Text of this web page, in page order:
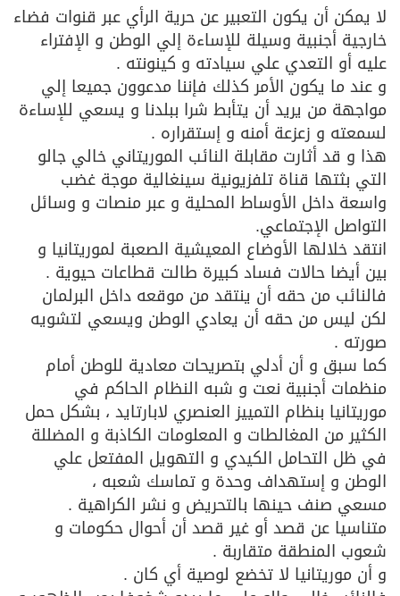
لا يمكن أن يكون التعبير عن حرية الرأي عبر قنوات فضاء
خارجية أجنبية وسيلة للإساءة إلي الوطن و الإفتراء
عليه أو التعدي علي سيادته و كينونته .
و عند ما يكون الأمر كذلك فإننا مدعوون جميعا إلي
مواجهة من يريد أن يتأبط شرا ببلدنا و يسعي للإساءة
لسمعته و زعزعة أمنه و إستقراره .
هذا و قد أثارت مقابلة النائب الموريتاني خالي جالو
التي بثتها قناة تلفزيونية سينغالية موجة غضب
واسعة داخل الأوساط المحلية و عبر منصات و وسائل
التواصل الإجتماعي.
انتقد خلالها الأوضاع المعيشية الصعبة لموريتانيا و
بين أيضا حالات فساد كبيرة طالت قطاعات حيوية .
فالنائب من حقه أن ينتقد من موقعه داخل البرلمان
لكن ليس من حقه أن يعادي الوطن ويسعي لتشويه
صورته .
كما سبق و أن أدلي بتصريحات معادية للوطن أمام
منظمات أجنبية نعت و شبه النظام الحاكم في
موريتانيا بنظام التمييز العنصري لابارتايد ، بشكل حمل
الكثير من المغالطات و المعلومات الكاذبة و المضللة
في ظل التحامل الكيدي و التهويل المفتعل علي
الوطن و إستهداف وحدة و تماسك شعبه ،
مسعي صنف حينها بالتحريض و نشر الكراهية .
متناسيا عن قصد أو غير قصد أن أحوال حكومات و
شعوب المنطقة متقاربة .
و أن موريتانيا لا تخضع لوصية أي كان .